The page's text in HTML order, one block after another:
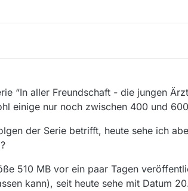
“In aller Freundschaft - die jungen
einige nur noch zwischen 400 und
der Serie betrifft, heute sehe ich
510 MB vor ein paar Tagen
kann), seit heute sehe mit Datum